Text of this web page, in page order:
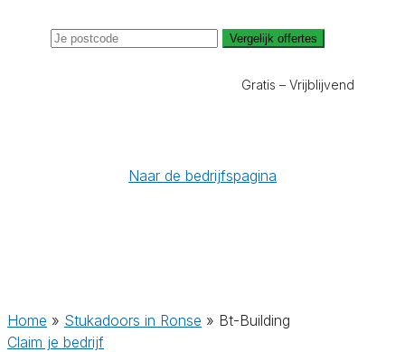
Vergelijk offertes
Gratis – Vrijblijvend
Naar de bedrijfspagina
Home » Stukadoors in Ronse » Bt-Building
Claim je bedrijf